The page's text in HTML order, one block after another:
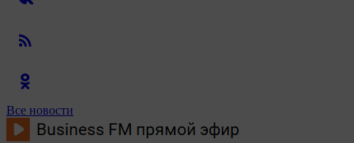
Все новости